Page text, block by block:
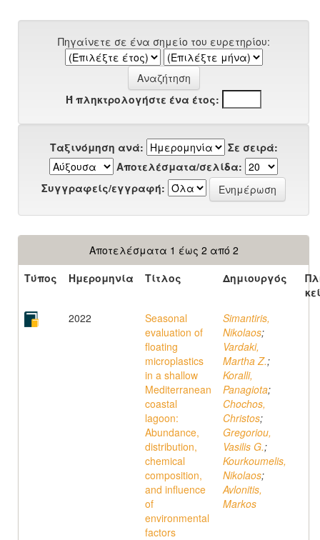
Πηγαίνετε σε ένα σημείο του ευρετηρίου:
Ή πληκτρολογήστε ένα έτος:
Ταξινόμηση ανά:
Σε σειρά:
Αποτελέσματα/σελίδα:
Συγγραφείς/εγγραφή:
Αποτελέσματα 1 έως 2 από 2
Τύπος
Ημερομηνία Τίτλος Δημιουργός
2022
Seasonal
evaluation of
floating
microplastics
in a shallow
Mediterranean
coastal
lagoon:
Abundance,
distribution,
chemical
composition,
and influence
of
environmental
factors
Simantiris,
Nikolaos;
Vardaki,
Martha Z.;
Koralli,
Panagiota;
Chochos,
Christos;
Gregoriou,
Vasilis G.;
Kourkoumelis,
Nikolaos;
Avlonitis,
Markos